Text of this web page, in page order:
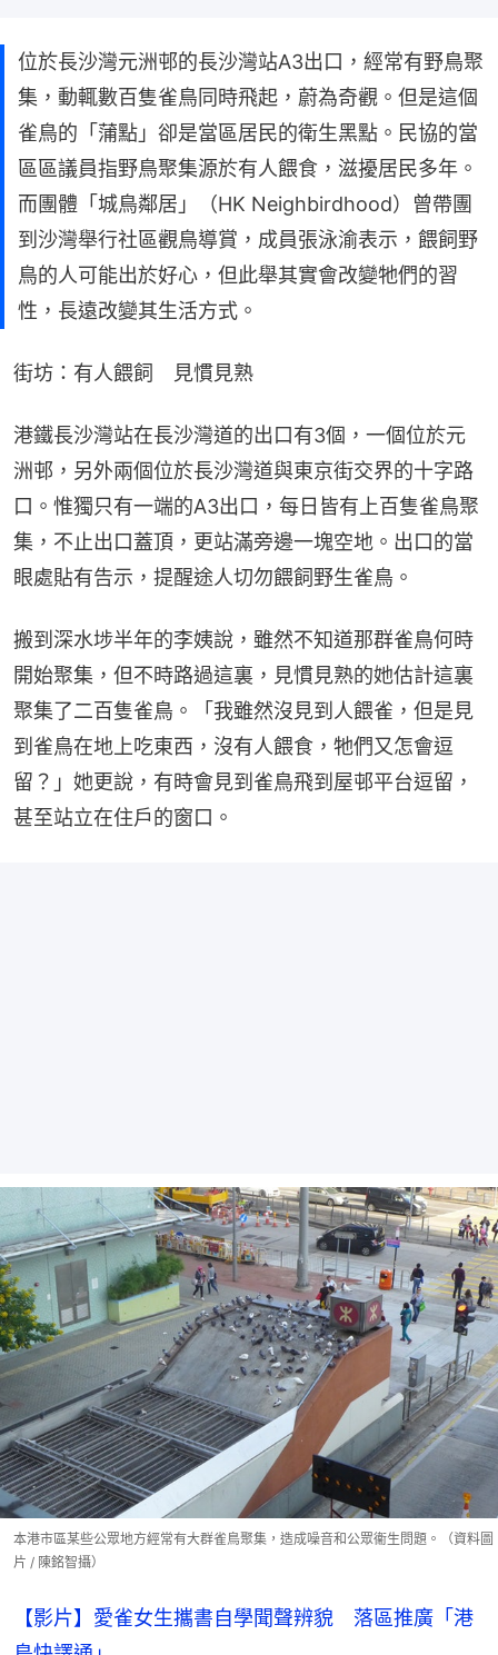
位於長沙灣元洲邨的長沙灣站A3出口，經常有野鳥聚
集，動輒數百隻雀鳥同時飛起，蔚為奇觀。但是這個
雀鳥的「蒲點」卻是當區居民的衛生黑點。民協的當
區區議員指野鳥聚集源於有人餵食，滋擾居民多年。
而團體「城鳥鄰居」（HK Neighbirdhood）曾帶團
到沙灣舉行社區觀鳥導賞，成員張泳渝表示，餵飼野
鳥的人可能出於好心，但此舉其實會改變牠們的習
性，長遠改變其生活方式。
街坊：有人餵飼　見慣見熟
港鐵長沙灣站在長沙灣道的出口有3個，一個位於元
洲邨，另外兩個位於長沙灣道與東京街交界的十字路
口。惟獨只有一端的A3出口，每日皆有上百隻雀鳥聚
集，不止出口蓋頂，更站滿旁邊一塊空地。出口的當
眼處貼有告示，提醒途人切勿餵飼野生雀鳥。
搬到深水埗半年的李姨說，雖然不知道那群雀鳥何時
開始聚集，但不時路過這裏，見慣見熟的她估計這裏
聚集了二百隻雀鳥。「我雖然沒見到人餵雀，但是見
到雀鳥在地上吃東西，沒有人餵食，牠們又怎會逗
留？」她更說，有時會見到雀鳥飛到屋邨平台逗留，
甚至站立在住戶的窗口。
本港市區某些公眾地方經常有大群雀鳥聚集，造成噪音和公眾衞生問題。（資料圖
片 / 陳銘智攝）
【影片】愛雀女生攜書自學聞聲辨貌 落區推廣「港